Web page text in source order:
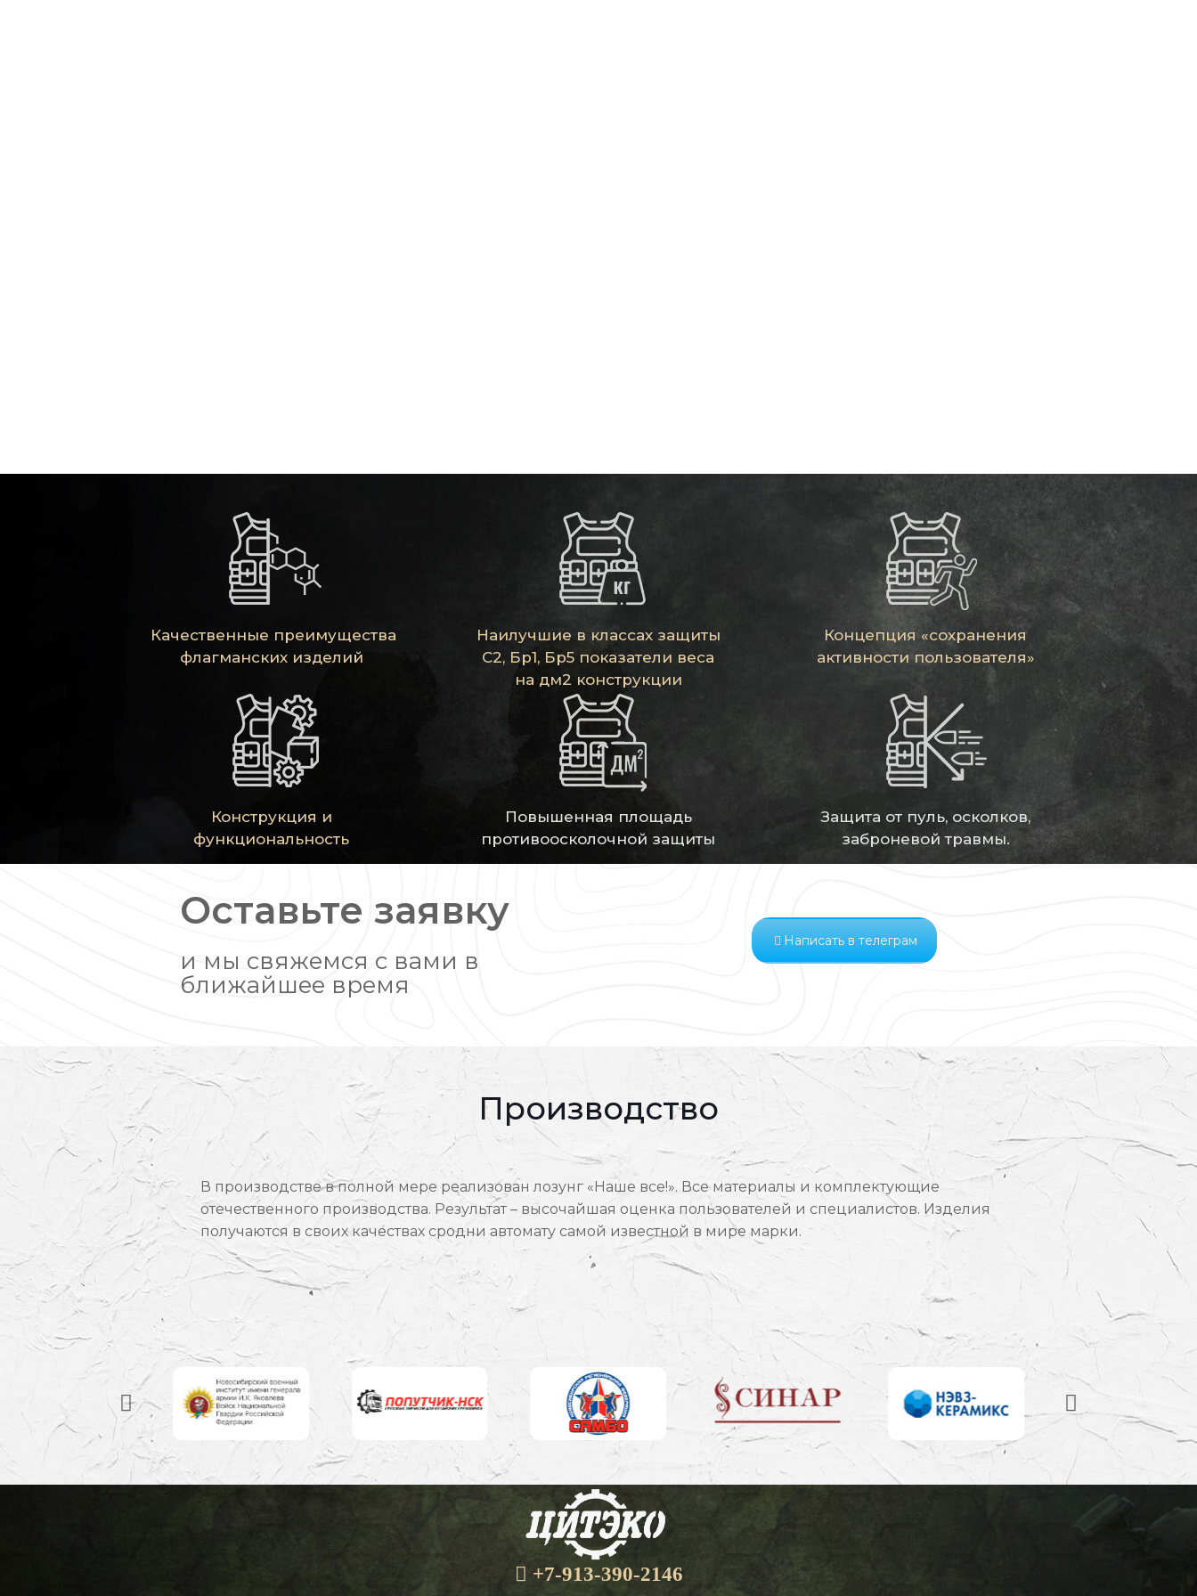
Качественные преимущества
флагманских изделий
Наилучшие в классах защиты
С2, Бр1, Бр5 показатели веса
на дм2 конструкции
Концепция «сохранения
активности пользователя»
Конструкция и
функциональность
Повышенная площадь
противоосколочной защиты
Защита от пуль, осколков,
заброневой травмы.
Оставьте заявку
и мы свяжемся с вами в
ближайшее время
Написать в телеграм
Производство
В производстве в полной мере реализован лозунг «Наше все!». Все материалы и комплектующие
отечественного производства. Результат – высочайшая оценка пользователей и специалистов. Изделия
получаются в своих качествах сродни автомату самой известной в мире марки.
+7-913-390-2146